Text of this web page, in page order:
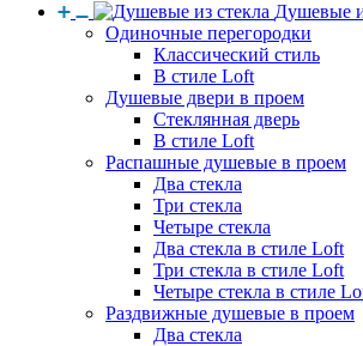
Душевые
Одиночные перегородки
Классический стиль
В стиле Loft
Душевые двери в проем
Стеклянная дверь
В стиле Loft
Распашные душевые в проем
Два стекла
Три стекла
Четыре стекла
Два стекла в стиле Loft
Три стекла в стиле Loft
Четыре стекла в стиле
Раздвижные душевые в проем
Два стекла